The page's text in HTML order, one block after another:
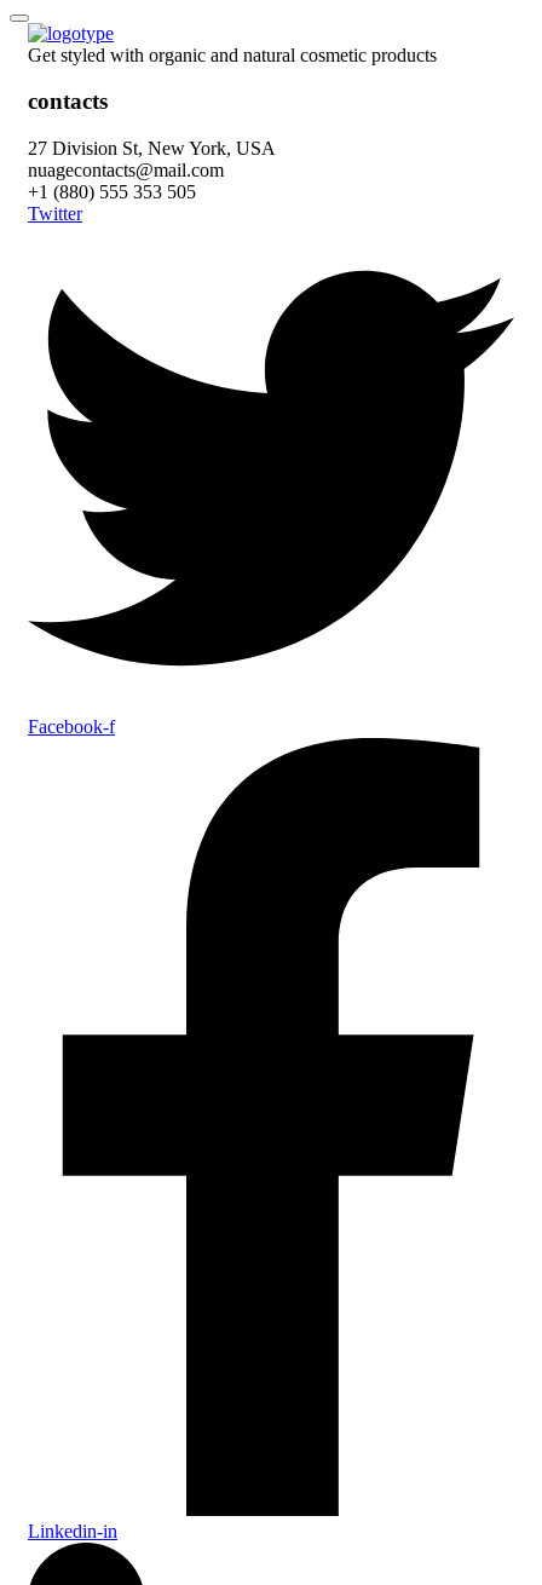
Get styled with organic and natural cosmetic products
contacts
27 Division St, New York, USA
nuagecontacts@mail.com
+1 (880) 555 353 505
Twitter
Facebook-f
Linkedin-in